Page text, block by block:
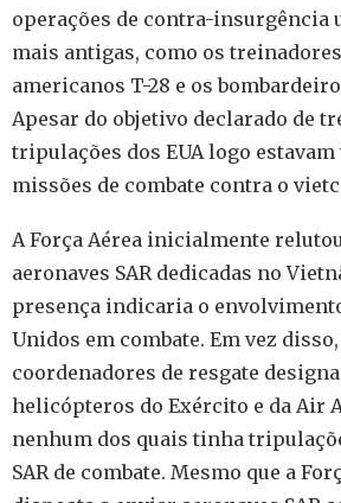
operações de contra-insurgência
mais antigas, como os
americanos T-28 e os
Apesar do objetivo declarado de
tripulações dos EUA logo estavam
missões de combate contra o
A Força Aérea inicialmente
aeronaves SAR dedicadas no
presença indicaria o
Unidos em combate. Em vez
coordenadores de resgate
helicópteros do Exército e da Air
nenhum dos quais tinha
SAR de combate. Mesmo que a